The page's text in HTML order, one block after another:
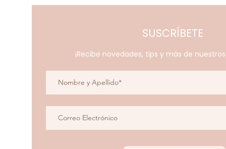
SUSCRÍBETE
¡Recibe novedades, tips y más de